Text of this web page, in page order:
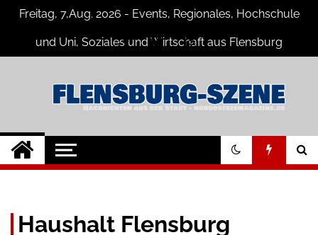
Skip
content
Freitag, 7,Aug. 2026 - Events, Regionales, Hochschule
und Uni, Soziales und Wirtschaft aus Flensburg
Flensburg-Szene
Nachrichten
Nachrichten für Flensburg und
Umgebung
Haushalt Flensburg